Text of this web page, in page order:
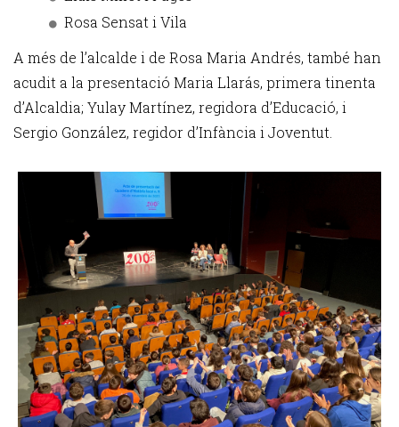
Rosa Sensat i Vila
A més de l’alcalde i de Rosa Maria Andrés, també han
acudit a la presentació Maria Llarás, primera tinenta
d’Alcaldia; Yulay Martínez, regidora d’Educació, i
Sergio González, regidor d’Infància i Joventut.